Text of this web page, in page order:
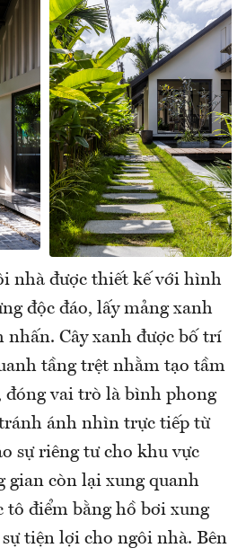
nhà được thiết kế với hình
độc đáo, lấy mảng xanh
nhấn. Cây xanh được bố trí
tầng trệt nhằm tạo tầm
vai trò là bình phong
ánh nhìn trực tiếp từ
sự riêng tư cho khu vực
gian còn lại xung quanh
tô điểm bằng hồ bơi xung
tiện lợi cho ngôi nhà. Bên